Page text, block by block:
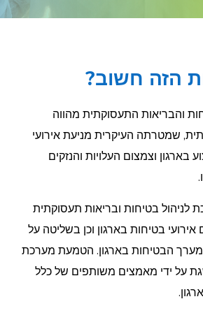
הזה חשוב?
והבריאות התעסוקתית מהווה
שמטרתה העיקרית מניעת אירועי
בארגון וצמצום העלויות והנזקים
לניהול בטיחות ובריאות תעסוקתית
אירועי בטיחות בארגון וכן בשליטה על
מערך הבטיחות בארגון. הטמעת מערכת
על ידי מאמצים משותפים של כלל